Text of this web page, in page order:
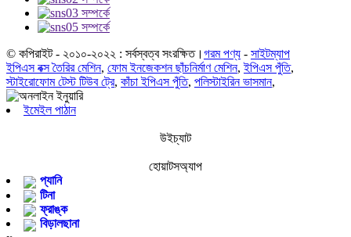
© কপিরাইট - ২০১০-২০২২ : সর্বস্বত্ব সংরক্ষিত। গরম পণ্য - সাইটম্যাপ
ইপিএস বক্স তৈরির মেশিন, ফোম ইনজেকশন ছাঁচনির্মাণ মেশিন,ইপিএস পুঁতি,
স্টাইরোফোম টেস্ট টিউব ট্রে, কাঁচা ইপিএস পুঁতি, পলিস্টাইরিন ভাসমান,
ইমেইল পাঠান
উইচ্যাট
হোয়াটসঅ্যাপ
প্যানি
টিনা
ফ্রাঙ্ক
বিড়ালছানা